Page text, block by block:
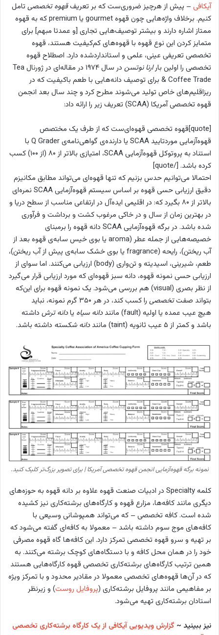
آیکافی – پیش از هرچیز ضروری‌ست که بر تعریفقهوه تخصصی تامل
کنیم. برخلاف واژه‌هایی چون قهوه gourmet یا premium که به قهوه
ممتاز اشاره دارند و بیشتر توصیف‌هایی تجاری [و عمدتا مبهم] برای
متمایز کردن این نوع قهوه با قهوه‌های کم‌کیفیت هستند، قهوه
تخصصی تعریفی عینی، علمی و استانداردشده دارد. اصطلاح قهوه
تخصصی را اولین بارارنا نوتسن
در سال ۱۹۷۴ در مقاله‌ای در ژورنال Tea
& Coffee Trade برای توصیف دانه‌هایی با طعم باکیفیت که در
ریزاقلیم‌های خاص تولید می‌شوند مطرح کرد و چند سال بعد انجمن
قهوه تخصصی آمریکا (SCAA) تعریف زیر را ارائه داد:
[quote]قهوه تخصصی قهوه‌ای‌ست که از طرف یک مختصص
قهوه‌آزمایی موردتایید SCAA یا دارنده‌ی گواهی‌نامه‌ی Q Grader با
استناد به پروتوکل قهوه‌آزمایی SCAA، امتیازی بالاتر از ۸۰ (از ۱۰۰) کسب
کرده باشد. [/quote]
احتمالا می‌توانیم حدس بزنیم که تنها قهوه‌ای می‌تواند مطابق مکانیزم
دقیق ارزیابی حسی قهوه بر اساس سیستم قهوه‌آزمایی SCAA نمره‌ای
بالاتر از ۸۰ بگیرد که: در اقلیمی ایده‌آل در ارتفاعی مناسب از سطح دریا و
در بهترین زمان از سال و در خاکی مرغوب کشت و برداشت و فرآوری
شده باشد. در برگه قهوه‌آزمایی SCAA دانه قهوه را برمبنای
خصیصه‌هایی از جمله عطر (aroma یا بوی خیس سابه‌ی قهوه بعد از
آب ریختن)، رایحه (fragrance یا بوی خشک سابه‌ی پیش از آب ریختن)،
طعم، شیرینی، اسیدیته و تن‌واری (body) ارزیابی می‌کنند. اما سوای از
ارزیابی حسی نمونه قهوه، دانه سبز قهوه‌ای که مورد ارزیابی قرار می‌گیرد
از نظر بصری (visual) هم بررسی می‌شود. یک نمونه قهوه برای این‌که
بتواند صفتتخصصی
را کسب کند، در هر ۳۵۰ گرم نمونه، نباید
هیچ عیب عمده یا اولیه (fault) مانند
دانه سیاه یادانه ترش داشته
باشد و کمتر از ۵ عیب ثانویه (taint) مانند
دانه شکسته داشته باشد.
نمونه برگه قهوه‌آزمایی انجمن قهوه تخصصی آمریکا | برای تصویر بزرگ‌تر کلیک کنید.
کلمه Specialty در ادبیات صنعت قهوه علاوه بر دانه قهوه به حوزه‌های
دیگری مانند کافه‌ها، مزارع قهوه و کارگاه‌های برشته‌کاری نیز کشیده
شده است. کافه تخصصی – که می‌تواند همپوشانی وسیعی با
کافه‌های موج سوم داشته باشد – معمولا به کافه‌ای گفته می‌شود که
بر تهیه و سرو قهوه تخصصی تمرکز دارد. این کافه‌ها گاه قهوه مصرفی
خود را در همان محل کافه و با دستگاه‌های کوچک برشته‌ می‌کنند. به
همین ترتیب کارگاه‌های برشته‌کاری تخصصی قهوه کارگاه‌هایی هستند
که در آن‌‌ها قهوه‌های تخصصی معمولا در مقادیر محدود و با تمرکز ویژه
بر مفاهیمی مانند پروفایل برشته‌کاری (پروفایل روست) و زیرنظر
استادان برشته‌کاری تهیه می‌شود.
نیز ببینید ~ گزارش ویدیویی آیکافی از یک کارگاه برشته‌کاری تخصصی